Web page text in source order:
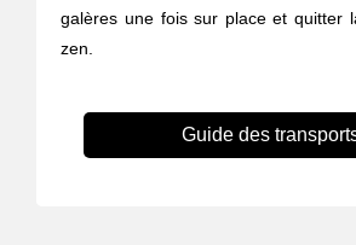
galères une fois sur place et quitter
zen.
Guide des